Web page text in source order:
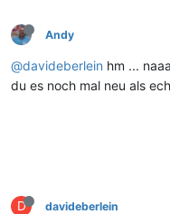
Andy
@davideberlein hm ...
du es noch mal neu als
D davideberlein